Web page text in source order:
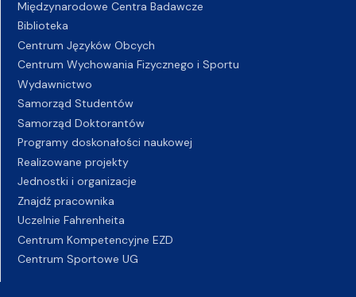
Międzynarodowe Centra Badawcze
Biblioteka
Centrum Języków Obcych
Centrum Wychowania Fizycznego i Sportu
Wydawnictwo
Samorząd Studentów
Samorząd Doktorantów
Programy doskonałości naukowej
Realizowane projekty
Jednostki i organizacje
Znajdź pracownika
Uczelnie Fahrenheita
Centrum Kompetencyjne EZD
Centrum Sportowe UG